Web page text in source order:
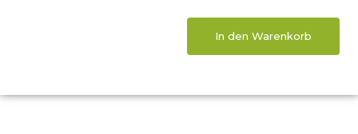
In den Warenkorb